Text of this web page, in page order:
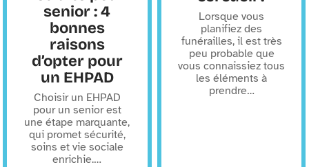
senior : 4
bonnes
raisons
d’opter pour
un EHPAD
Choisir un EHPAD
pour un senior est
une étape marquante,
qui promet sécurité,
soins et vie sociale
enrichie.…
Lorsque vous
planifiez des
funérailles, il est très
peu probable que
vous connaissiez tous
les éléments à
prendre…